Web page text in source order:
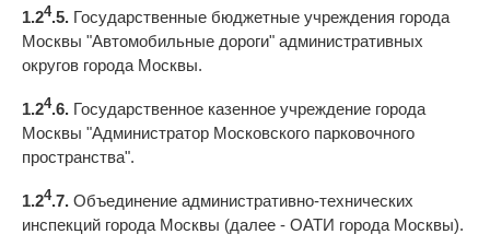
1.24.5. Государственные бюджетные учреждения города
Москвы "Автомобильные дороги" административных
округов города Москвы.
1.24.6. Государственное казенное учреждение города
Москвы "Администратор Московского парковочного
пространства".
1.24.7. Объединение административно-технических
инспекций города Москвы (далее - ОАТИ города Москвы).